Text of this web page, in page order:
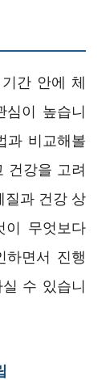
간 안에 체
심이 높습니
과 비교해볼
건강을 고려
질과 건강 상
이 무엇보다
하면서 진행
수 있습니